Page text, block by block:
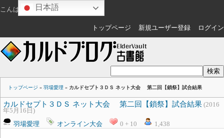
こんばんは ゲスト さん
トップページ 新規ユーザー登録 ログイン
トップページ » 羽場愛理 » カルドセプト３ＤＳ ネット大会 第二回【鎖祭】試合結果
カルドセプト３ＤＳ ネット大会 第二回【鎖祭】試合結果 (2016
年5月16日)
羽場愛理
オンライン大会 0 + 10 1,438
日本語